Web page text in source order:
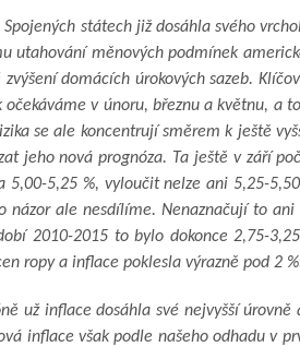
Spojených státech již dosáhla svého
utahování měnových podmínek
zvýšení domácích úrokových sazeb.
očekáváme v únoru, březnu a květnu, a
se ale koncentrují směrem k ještě
jeho nová prognóza. Ta ještě v září
5,00-5,25 %, vyloučit nelze ani 5,25-
názor ale nesdílíme. Nenaznačují to
2010-2015 to bylo dokonce 2,75-
ropy a inflace poklesla výrazně pod 2
už inflace dosáhla své nejvyšší
inflace však podle našeho odhadu v